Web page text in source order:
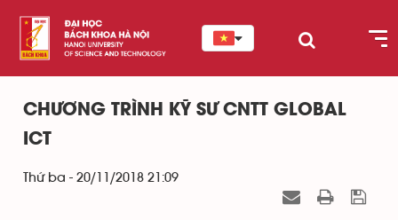
CHƯƠNG TRÌNH KỸ SƯ CNTT GLOBAL
ICT
Thứ ba - 20/11/2018 21:09